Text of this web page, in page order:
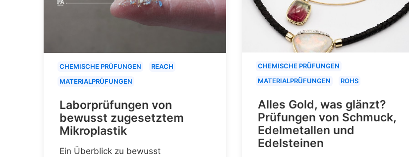
CHEMISCHE PRÜFUNGEN
REACH
MATERIALPRÜFUNGEN
Laborprüfungen von
bewusst zugesetztem
Mikroplastik
Ein Überblick zu bewusst
CHEMISCHE PRÜFUNGEN
MATERIALPRÜFUNGEN
ROHS
Alles Gold, was glänzt?
Prüfungen von Schmuck,
Edelmetallen und
Edelsteinen